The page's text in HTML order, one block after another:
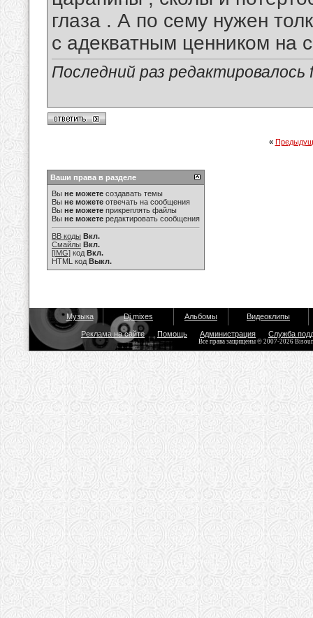
глаза . А по сему нужен
с адекватным ценником на
Последний раз редактировалось
«
Ваши права в разделе
Вы не можете создавать темы
Вы не можете отвечать на сообщения
Вы не можете прикреплять файлы
Вы не можете редактировать сообщения
BB коды Вкл.
Смайлы Вкл.
[IMG] код Вкл.
HTML код Выкл.
Музыка Dj mixes Альбомы Видеоклипы
Реклама на сайте Помощь Администрация Служба
Все права защищены © 2007-2026